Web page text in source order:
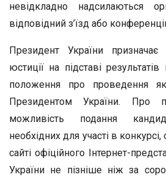
невідкладно надсилаються
відповідний з’їзд або
Президент України
юстиції на підставі
положення про проведення
Президентом України. Про
можливість подання
необхідних для участі в
сайті офіційного Інтернет-
України не пізніше ніж за